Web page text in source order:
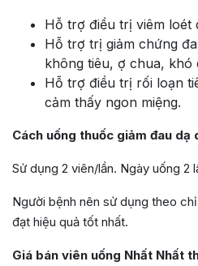
Hỗ trợ điều trị viêm loét
Hỗ trợ trị giảm chứng
không tiêu, ợ chua,
Hỗ trợ điều trị rối loạn
cảm thấy ngon miệng.
Cách uống thuốc giảm đau dạ
Sử dụng 2 viên/lần. Ngày uống 2
Người bệnh nên sử dụng theo
đạt hiệu quả tốt nhất.
Giá bán viên uống Nhất Nhất